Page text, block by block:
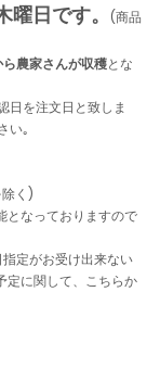
日です。
(商品
農家さんが収穫とな
日を注文日と致しま
い｡
く)
となっておりますので
定がお受け出来ない
定に関して、こちらか